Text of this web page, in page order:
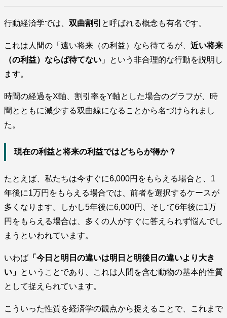
行動経済学では、 双曲割引 と呼ばれる概念も有名です。
これは人間の「遠い将来（の利益）なら待てるが、 近い将来
（の利益）ならば待てない 」という非合理的な行動を説明し
ます。
時間の経過をX軸、割引率をY軸とした場合のグラフが、時
間とともに減少する双曲線になることから名づけられまし
た。
現在の利益と将来の利益ではどちらが得か？
たとえば、私たちは今すぐに6,000円をもらえる場合と、1
年後に1万円をもらえる場合では、前者を選択するケースが
多くなります。しかし5年後に6,000円、そして6年後に1万
円をもらえる場合は、多くの人がすぐに答えられず悩んでし
まうといわれています。
いわば 「今日と明日の違いは明日と明後日の違いより大き
い」 ということであり、これは人間を含む動物の基本的性質
として捉えられています。
こういった性質を経済学の観点から捉えることで、これまで